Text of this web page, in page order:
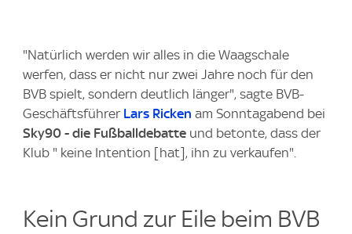
"Natürlich werden wir alles in die Waagschale
werfen, dass er nicht nur zwei Jahre noch für den
BVB spielt, sondern deutlich länger", sagte BVB-
Geschäftsführer Lars Ricken am Sonntagabend bei
Sky90 - die Fußballdebatte und betonte, dass der
Klub " keine Intention [hat], ihn zu verkaufen".
Kein Grund zur Eile beim BVB